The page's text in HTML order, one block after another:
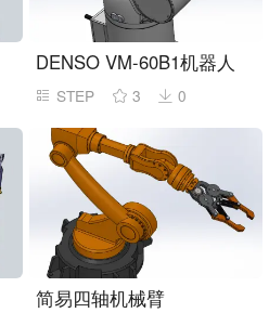
DENSO VM-60B1机器人
STEP 3 0
简易四轴机械臂